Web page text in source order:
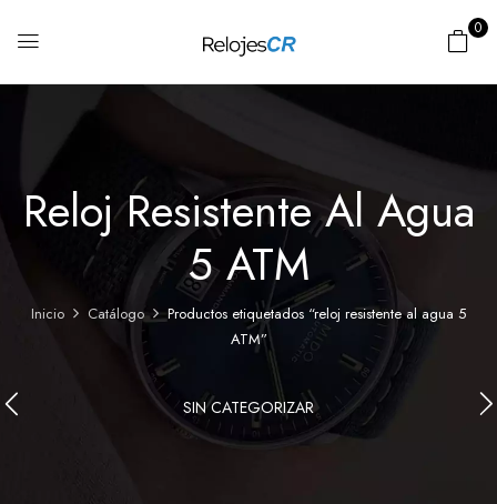
0
Reloj Resistente Al Agua
5 ATM
Inicio Catálogo
Productos etiquetados “reloj resistente al agua 5
ATM”
SIN CATEGORIZAR